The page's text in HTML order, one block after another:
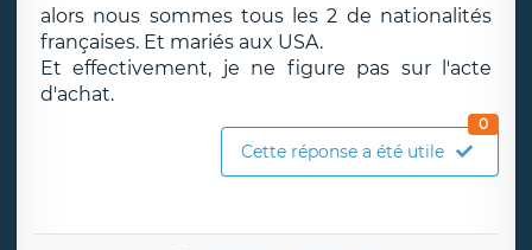
alors nous sommes tous les 2 de nationalités
françaises. Et mariés aux USA.
Et effectivement, je ne figure pas sur l'acte
d'achat.
Cette réponse a été utile
0